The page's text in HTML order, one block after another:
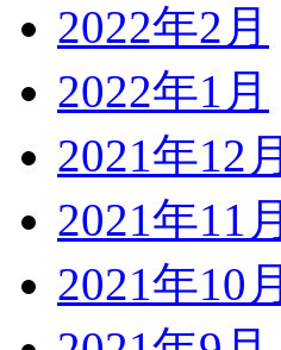
2022年2月
2022年1月
2021年12月
2021年11月
2021年10月